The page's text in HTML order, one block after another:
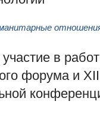
в
форума и